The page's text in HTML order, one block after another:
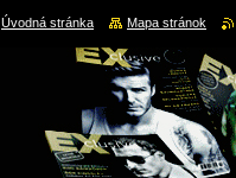
Úvodná stránka Mapa stránok